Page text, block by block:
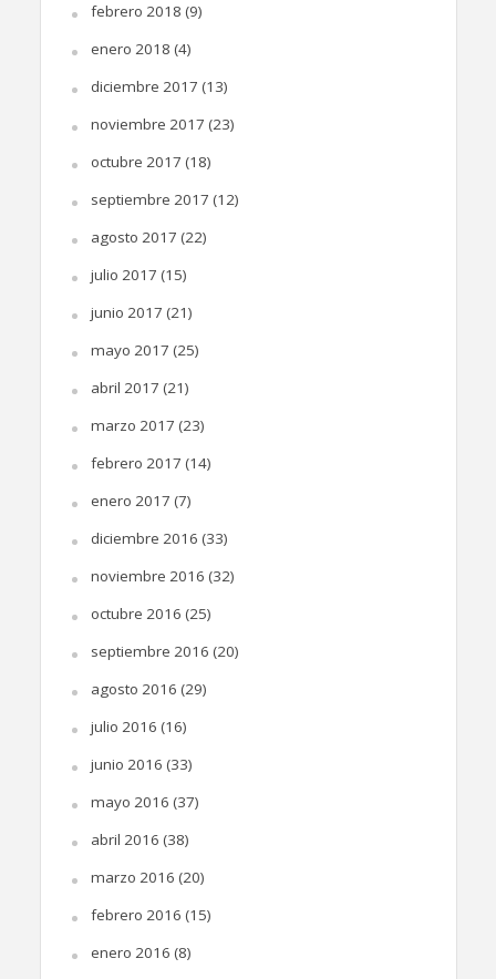
febrero 2018 (9)
enero 2018 (4)
diciembre 2017 (13)
noviembre 2017 (23)
octubre 2017 (18)
septiembre 2017 (12)
agosto 2017 (22)
julio 2017 (15)
junio 2017 (21)
mayo 2017 (25)
abril 2017 (21)
marzo 2017 (23)
febrero 2017 (14)
enero 2017 (7)
diciembre 2016 (33)
noviembre 2016 (32)
octubre 2016 (25)
septiembre 2016 (20)
agosto 2016 (29)
julio 2016 (16)
junio 2016 (33)
mayo 2016 (37)
abril 2016 (38)
marzo 2016 (20)
febrero 2016 (15)
enero 2016 (8)